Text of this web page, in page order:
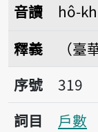
音讀
hô-
釋義
（臺
序號319戶數
序號
319
詞目
戶數